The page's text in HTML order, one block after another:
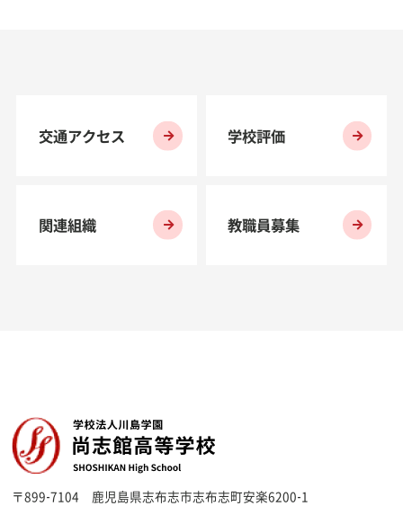
交通アクセス 学校評価
関連組織 教職員募集
〒899-7104
鹿児島県志布志市志布志町安楽6200-1